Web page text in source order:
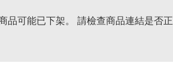
品可能已下架。 請檢查商品連結是否正